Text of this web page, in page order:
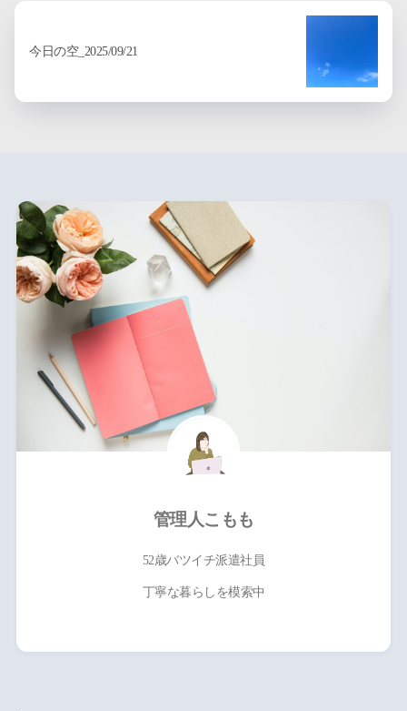
今日の空_2025/09/21
管理人こもも
52歳バツイチ派遣社員
丁寧な暮らしを模索中